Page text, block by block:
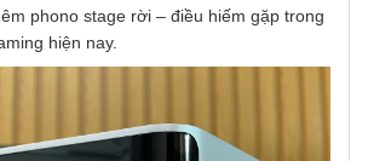
phono stage rời – điều hiếm gặp trong
hiện nay.